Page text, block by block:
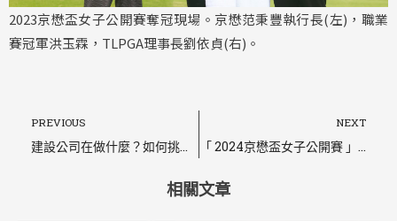
2023京懋盃女子公開賽奪冠現場。京懋范秉豐執行長(左)，職業
賽冠軍洪玉霖，TLPGA理事長劉依貞(右)。
上一頁
PREVIOUS
建設公司在做什麼？如何挑選？16家優質建築公司品牌名單精選
NEXT
「 2024京懋盃女子公開賽 」圓滿成功（活動回顧）
相關文章